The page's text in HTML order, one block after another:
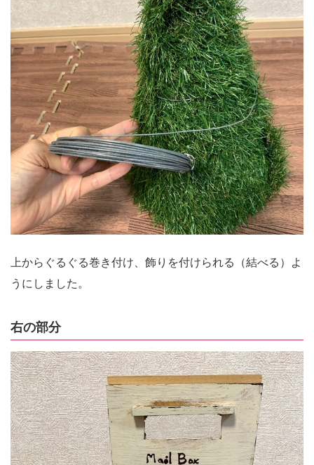
上からぐるぐる巻き付け、飾りを付けられる（結べる）よ
うにしました。
右の部分